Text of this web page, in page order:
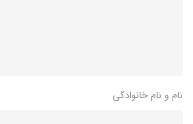
نام و نام خانوادگی